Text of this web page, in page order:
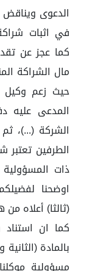
الدعوى
في اثبات
كما عجز عن
مال الشراكة
حيث زعم وكيل
المدعى عليه
الشركة (...)،
الطرفين
ذات
اوضحنا
(ثالثا) أعلاه
كما ان
بالمادة
مسؤولية